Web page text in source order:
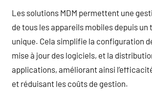
Les solutions MDM permettent une
de tous les appareils mobiles depuis un
unique. Cela simplifie la configuration
mise à jour des logiciels, et la
applications, améliorant ainsi
et réduisant les coûts de gestion.